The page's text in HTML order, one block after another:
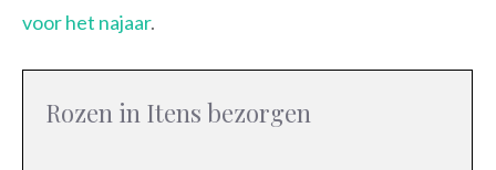
voor het najaar.
Rozen in Itens bezorgen